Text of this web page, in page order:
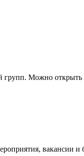
групп. Можно